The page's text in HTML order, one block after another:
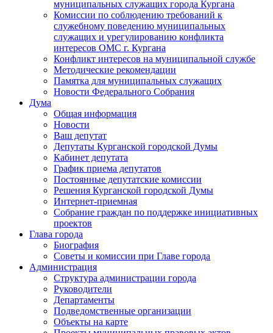
муниципальных служащих города Кургана
Комиссии по соблюдению требований к
служебному поведению муниципальных
служащих и урегулированию конфликта
интересов ОМС г. Кургана
Конфликт интересов на муниципальной службе
Методические рекомендации
Памятка для муниципальных служащих
Новости Федерального Cобрания
Дума
Общая информация
Новости
Ваш депутат
Депутаты Курганской городской Думы
Кабинет депутата
График приема депутатов
Постоянные депутатские комиссии
Решения Курганской городской Думы
Интернет-приемная
Собрание граждан по поддержке инициативных
проектов
Глава города
Биография
Советы и комиссии при Главе города
Администрация
Структура администрации города
Руководители
Департаменты
Подведомственные организации
Объекты на карте